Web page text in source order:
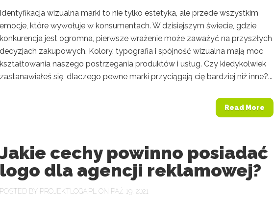
Identyfikacja wizualna marki to nie tylko estetyka, ale przede wszystkim
emocje, które wywołuje w konsumentach. W dzisiejszym świecie, gdzie
konkurencja jest ogromna, pierwsze wrażenie może zaważyć na przyszłych
decyzjach zakupowych. Kolory, typografia i spójność wizualna mają moc
kształtowania naszego postrzegania produktów i usług. Czy kiedykolwiek
zastanawiałeś się, dlaczego pewne marki przyciągają cię bardziej niż inne?...
Read More
Jakie cechy powinno posiadać
logo dla agencji reklamowej?
POSTED BY PROJEKTLOGA.PL ON PAŹ 19, 2021